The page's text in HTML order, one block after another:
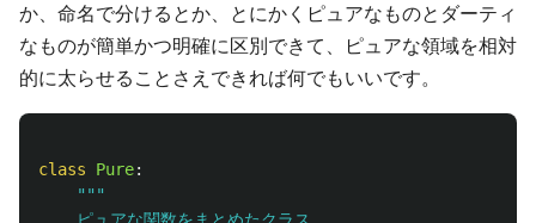
か、命名で分けるとか、とにかくピュアなものとダーティ
なものが簡単かつ明確に区別できて、ピュアな領域を相対
的に太らせることさえできれば何でもいいです。
class Pure:
"""